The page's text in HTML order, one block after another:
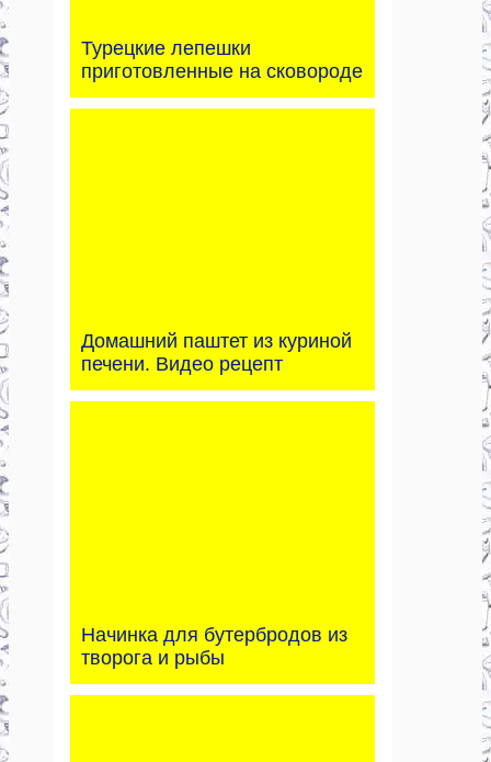
Турецкие лепешки
приготовленные на сковороде
Домашний паштет из куриной
печени. Видео рецепт
Начинка для бутербродов из
творога и рыбы